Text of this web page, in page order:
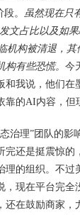
。 虽然现在只
文占比以及如
机构被清退，
有些恐慌。 今
和我说，他们在
靠的AI内容，但
治理”团队的影
完还是挺震惊的
理的组织。不过
，现在平台完全
还在鼓励商家，